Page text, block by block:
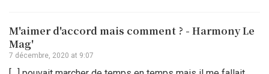
M'aimer d'accord mais comment ? - Harmony Le
Mag'
7 décembre, 2020 at 9:07